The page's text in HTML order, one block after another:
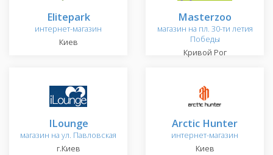
Elitepark
интернет-магазин
Киев
Masterzoo
магазин на пл. 30-ти летия
Победы
Кривой Рог
ILounge
магазин на ул. Павловская
г.Киев
Arctic Hunter
интернет-магазин
Киев